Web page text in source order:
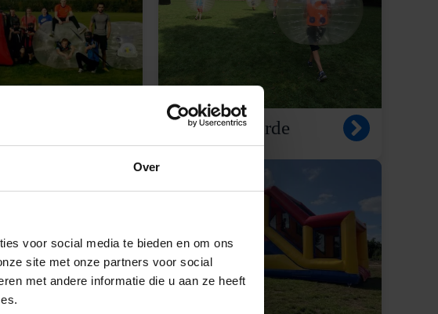
Over
voor social media te bieden en om ons
site met onze partners voor social
met andere informatie die u aan ze heeft
Lichtenvoorde